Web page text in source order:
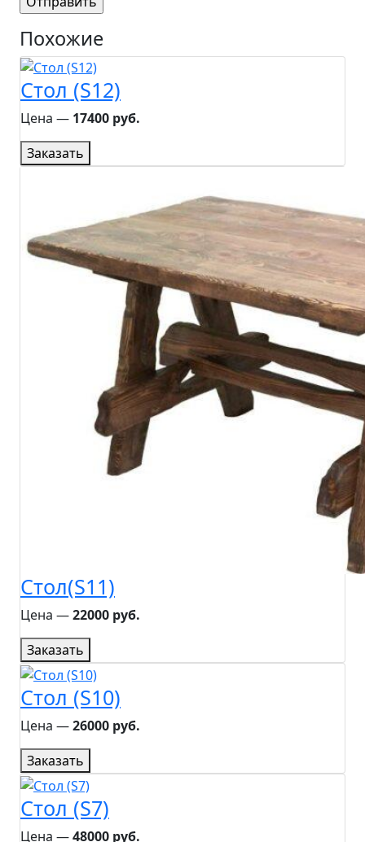
Похожие
Стол (S12)
Цена ― 17400 руб.
Заказать
Стол(S11)
Цена ―22000 руб.
Заказать
Стол (S10)
Цена ―26000 руб.
Заказать
Стол (S7)
Цена ―48000 руб.